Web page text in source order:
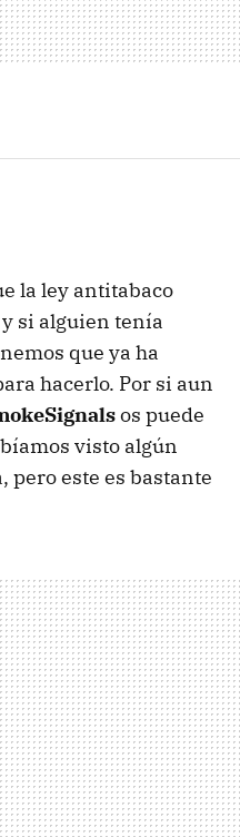
la ley antitabaco
si alguien tenía
que ya ha
hacerlo. Por si aun
os puede
visto algún
pero este es bastante